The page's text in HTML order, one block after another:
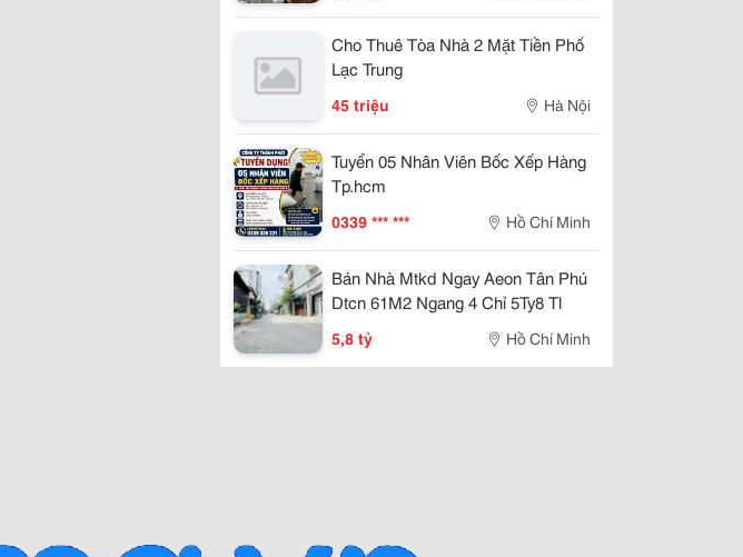
Cho Thuê Tòa Nhà 2 Mặt Tiền Phố
Lạc Trung
45 triệu Hà Nội
Tuyển 05 Nhân Viên Bốc Xếp Hàng
Tp.hcm
0339 *** *** Hồ Chí Minh
Bán Nhà Mtkd Ngay Aeon Tân Phú
Dtcn 61M2 Ngang 4 Chỉ 5Ty8 Tl
5,8 tỷ Hồ Chí Minh